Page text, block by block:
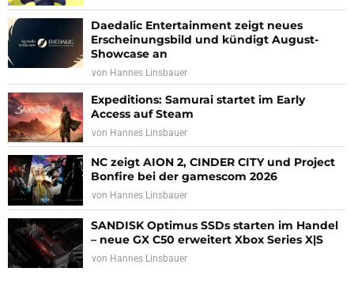
Daedalic Entertainment zeigt neues
Erscheinungsbild und kündigt August-
Showcase an
von Hannes Linsbauer
Expeditions: Samurai startet im Early
Access auf Steam
von Hannes Linsbauer
NC zeigt AION 2, CINDER CITY und Project
Bonfire bei der gamescom 2026
von Hannes Linsbauer
SANDISK Optimus SSDs starten im Handel
– neue GX C50 erweitert Xbox Series X|S
von Hannes Linsbauer